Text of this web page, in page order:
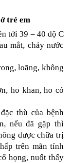
trẻ em
tới 39 – 40 độ C
mắt, chảy nước
loãng, không
ho khan, ho có
thù của bệnh
nếu đã gặp thì
được chữa trị
trên mãn tính
họng, nuốt thấy